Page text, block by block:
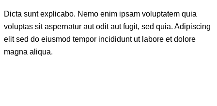
Dicta sunt explicabo. Nemo enim ipsam voluptatem quia
voluptas sit aspernatur aut odit aut fugit, sed quia. Adipiscing
elit sed do eiusmod tempor incididunt ut labore et dolore
magna aliqua.